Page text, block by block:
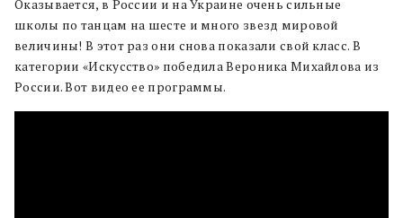
Оказывается, в России и на Украине очень сильные
школы по танцам на шесте и много звезд мировой
величины! В этот раз они снова показали свой класс. В
категории «Искусство» победила Вероника Михайлова из
России. Вот видео ее программы.